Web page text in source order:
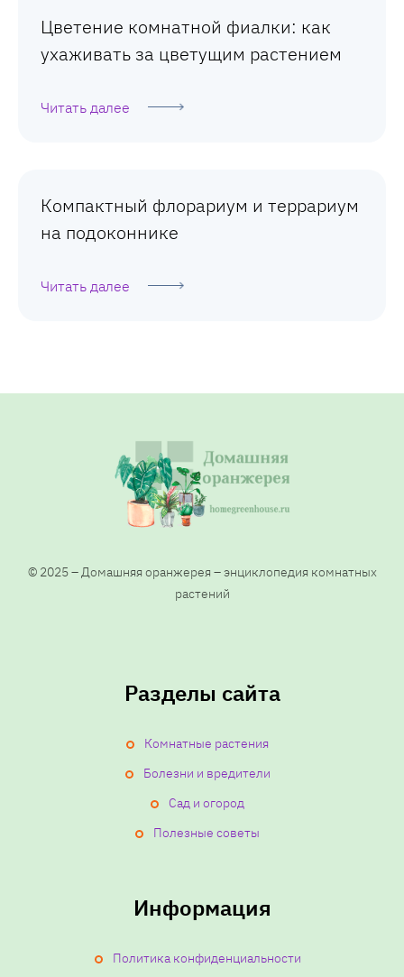
Цветение комнатной фиалки: как
ухаживать за цветущим растением
Читать далее
Компактный флорариум и террариум
на подоконнике
Читать далее
© 2025 – Домашняя оранжерея – энциклопедия комнатных
растений
Разделы сайта
Комнатные растения
Болезни и вредители
Сад и огород
Полезные советы
Информация
Политика конфиденциальности